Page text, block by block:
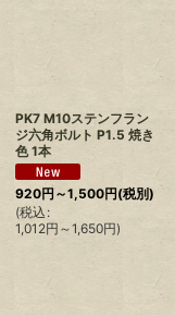
PK7 M10ステンフラン
ジ六角ボルト P1.5 焼き
色 1本
920円 ～1,500円(税別)
(税込 :
1,012円 ～1,650円)